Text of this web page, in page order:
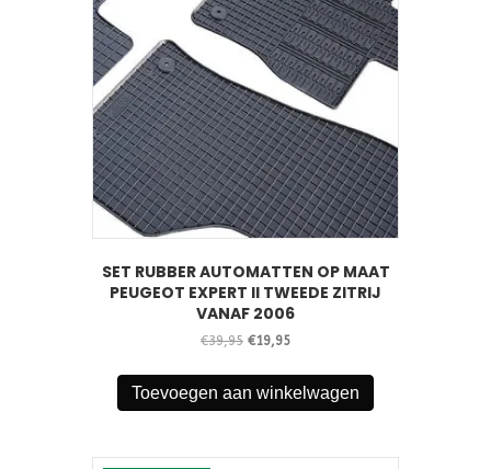
SET RUBBER AUTOMATTEN OP MAAT
PEUGEOT EXPERT II TWEEDE ZITRIJ
VANAF 2006
€39,95 Oorspronkelijke
was:
€39,95.
€19,95Huidige
is:
€19,95.
Toevoegen aan winkelwagen